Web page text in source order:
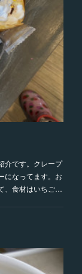
介です。クレープ
になってます。お
、食材はいちご…